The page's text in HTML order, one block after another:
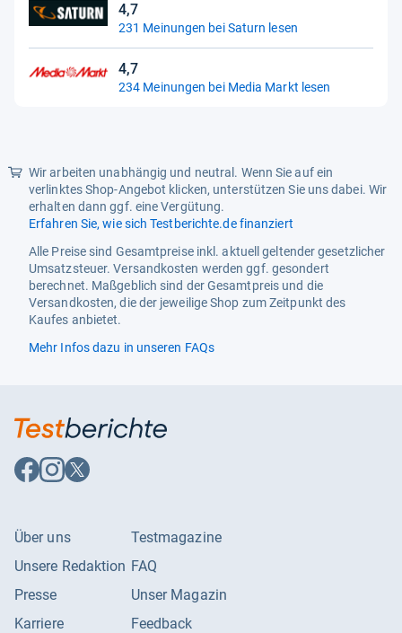
Gehäusefarbe
Herstellerfarbe Schwarz
Ausstattung
Bauform
Bauart freistehend
Mahlwerk Kegelmahlwerk
Eignung
Geeignete Kaffeeart
Allgemein
Modelljahr
Varianten
Leistungsmerkmale
Pumpendruck
4,7
4,7
von
Sternen
231 Meinungen bei Saturn lesen
4,7
4,7
von
234 Meinungen bei Media Markt lesen
Wir arbeiten unabhängig und neutral. Wenn Sie auf ein
verlinktes Shop-Angebot klicken, unterstützen Sie uns dabei. Wir
erhalten dann ggf. eine Vergütung.
Erfahren Sie, wie sich Testberichte.de finanziert
Alle Preise sind Gesamtpreise inkl. aktuell geltender gesetzlicher
Umsatzsteuer. Versandkosten werden ggf. gesondert
berechnet. Maßgeblich sind der Gesamtpreis und die
Versandkosten, die der jeweilige Shop zum Zeitpunkt des
Kaufes anbietet.
Mehr Infos dazu in unseren FAQs
Auf
Facebook
Auf
Instagram
Auf
X
Über uns
Unsere Redaktion
Presse
Karriere
Testmagazine
FAQ
Unser Magazin
Feedback